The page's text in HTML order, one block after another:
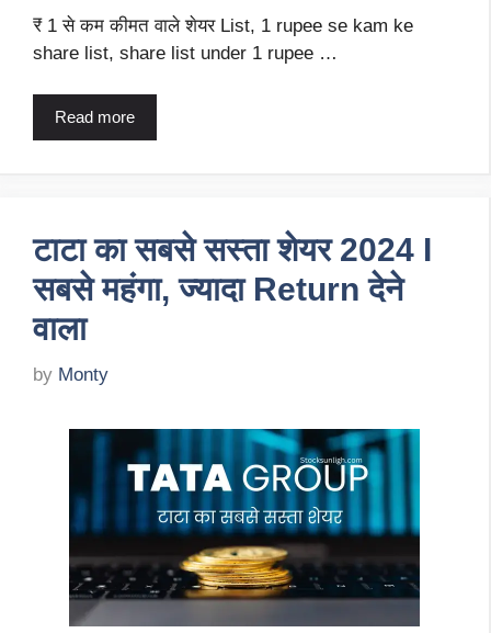
₹ 1 से कम कीमत वाले शेयर List, 1 rupee se kam ke
share list, share list under 1 rupee …
Read more
टाटा का सबसे सस्ता शेयर 2024 I
सबसे महंगा, ज्यादा Return देने
वाला
by Monty